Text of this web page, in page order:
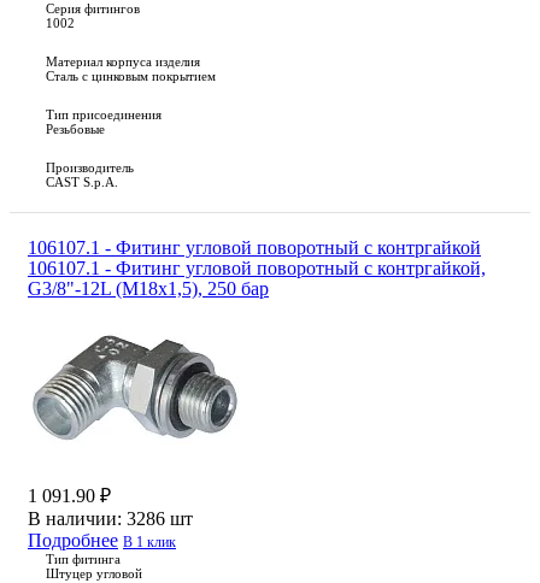
Серия фитингов
1002
Материал корпуса изделия
Сталь с цинковым покрытием
Тип присоединения
Резьбовые
Производитель
CAST S.p.A.
106107.1 - Фитинг угловой поворотный c контргайкой
106107.1 - Фитинг угловой поворотный c контргайкой,
G3/8"-12L (М18х1,5), 250 бар
1 091.90 ₽
В наличии: 3286 шт
Подробнее В 1 клик
Тип фитинга
Штуцер угловой